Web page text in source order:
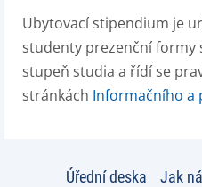
Ubytovací stipendium je
studenty prezenční formy
stupeň studia a řídí se
stránkách Informačního a
Úřední deska Jak